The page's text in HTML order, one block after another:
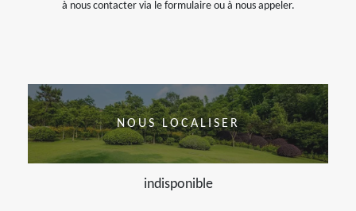
à nous contacter via le formulaire ou à nous appeler.
NOUS LOCALISER
indisponible